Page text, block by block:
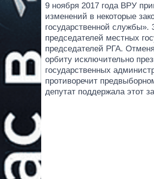
9 ноября 2017 года ВРУ
изменений в некоторые
государственной службы».
председателей местных
председателей РГА.
орбиту исключительно
государственных
противоречит
депутат поддержала этот